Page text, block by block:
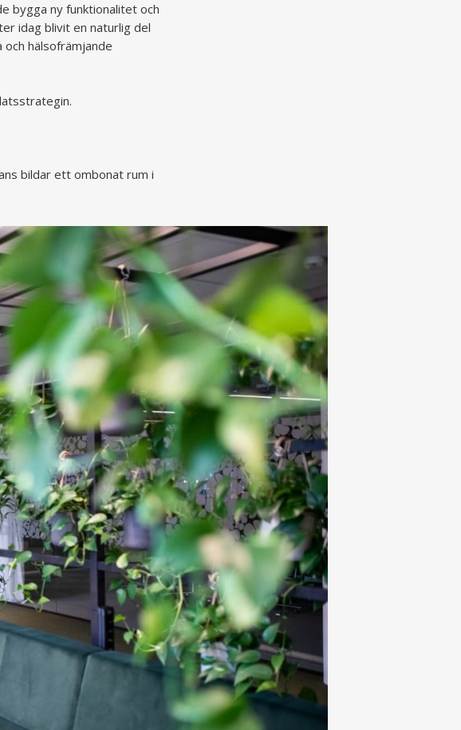
bygga ny funktionalitet och
idag blivit en naturlig del
hälsofrämjande
bildar ett ombonat rum i